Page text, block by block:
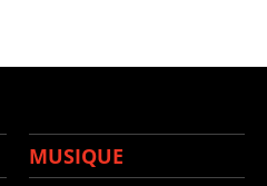
MUSIQUE